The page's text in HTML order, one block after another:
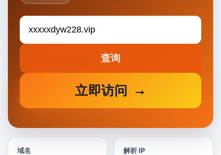
查询
立即访问
域名 解析 IP